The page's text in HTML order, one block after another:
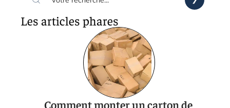
Les articles phares
Comment monter un carton de